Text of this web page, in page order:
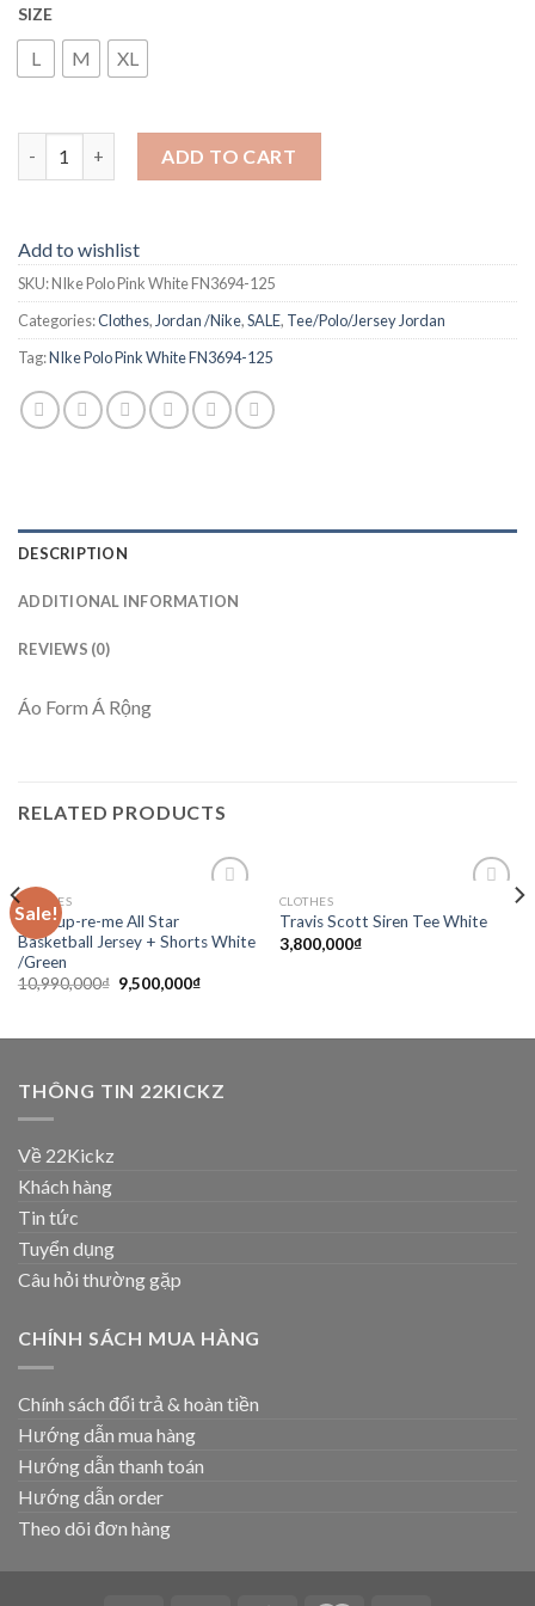
SIZE
L M XL
ADD TO CART
Add to wishlist
SKU:NIke Polo Pink White FN3694-125
Categories:Clothes, Jordan /Nike,SALE, Tee/Polo/Jersey Jordan
Tag:NIke Polo Pink White FN3694-125
DESCRIPTION
ADDITIONAL INFORMATION
REVIEWS (0)
Áo Form Á Rộng
RELATED PRODUCTS
Sale!
CLOTHES
Set Sup-re-me All Star
Basketball Jersey + Shorts White
/Green
10,990,000₫ 9,500,000₫
wishlist
CLOTHES
Travis Scott Siren Tee White
3,800,000₫
THÔNG TIN 22KICKZ
Về 22Kickz
Khách hàng
Tin tức
Tuyển dụng
Câu hỏi thường gặp
CHÍNH SÁCH MUA HÀNG
Chính sách đổi trả & hoàn tiền
Hướng dẫn mua hàng
Hướng dẫn thanh toán
Hướng dẫn order
Theo dõi đơn hàng